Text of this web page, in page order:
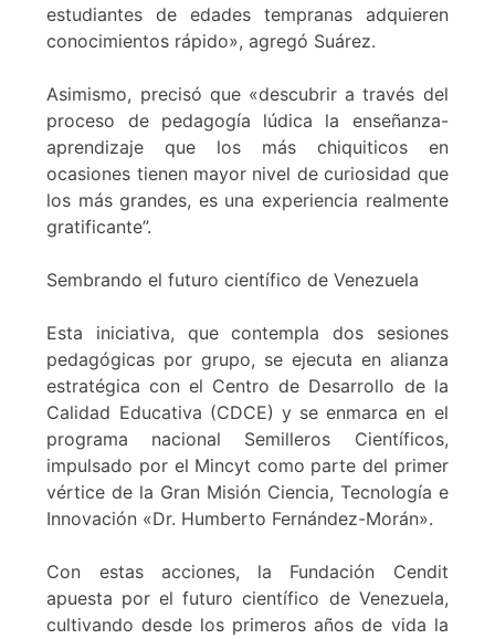
estudiantes de edades tempranas adquieren
conocimientos rápido», agregó Suárez.
Asimismo, precisó que «descubrir a través del
proceso de pedagogía lúdica la enseñanza-
aprendizaje que los más chiquiticos en
ocasiones tienen mayor nivel de curiosidad que
los más grandes, es una experiencia realmente
gratificante”.
Sembrando el futuro científico de Venezuela
Esta iniciativa, que contempla dos sesiones
pedagógicas por grupo, se ejecuta en alianza
estratégica con el Centro de Desarrollo de la
Calidad Educativa (CDCE) y se enmarca en el
programa nacional Semilleros Científicos,
impulsado por el Mincyt como parte del primer
vértice de la Gran Misión Ciencia, Tecnología e
Innovación «Dr. Humberto Fernández-Morán».
Con estas acciones, la Fundación Cendit
apuesta por el futuro científico de Venezuela,
cultivando desde los primeros años de vida la